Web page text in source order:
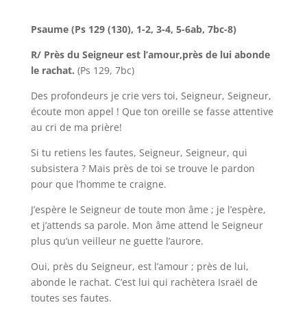
Psaume (Ps 129 (130), 1-2, 3-4, 5-6ab, 7bc-8)
R/ Près du Seigneur est l’amour,près de lui abonde
le rachat. (Ps 129, 7bc)
Des profondeurs je crie vers toi, Seigneur, Seigneur,
écoute mon appel ! Que ton oreille se fasse attentive
au cri de ma prière!
Si tu retiens les fautes, Seigneur, Seigneur, qui
subsistera ? Mais près de toi se trouve le pardon
pour que l’homme te craigne.
J’espère le Seigneur de toute mon âme ; je l’espère,
et j’attends sa parole. Mon âme attend le Seigneur
plus qu’un veilleur ne guette l’aurore.
Oui, près du Seigneur, est l’amour ; près de lui,
abonde le rachat. C’est lui qui rachètera Israël de
toutes ses fautes.